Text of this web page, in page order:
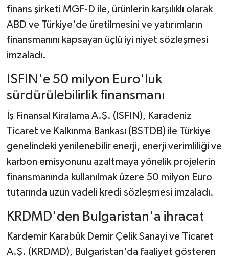
finans şirketi MGF-D ile, ürünlerin karşılıklı olarak
ABD ve Türkiye'de üretilmesini ve yatırımların
finansmanını kapsayan üçlü iyi niyet sözleşmesi
imzaladı.
ISFIN'e 50 milyon Euro'luk
sürdürülebilirlik finansmanı
İş Finansal Kiralama A.Ş. (ISFIN), Karadeniz
Ticaret ve Kalkınma Bankası (BSTDB) ile Türkiye
genelindeki yenilenebilir enerji, enerji verimliliği ve
karbon emisyonunu azaltmaya yönelik projelerin
finansmanında kullanılmak üzere 50 milyon Euro
tutarında uzun vadeli kredi sözleşmesi imzaladı.
KRDMD'den Bulgaristan'a ihracat
Kardemir Karabük Demir Çelik Sanayi ve Ticaret
A.Ş. (KRDMD), Bulgaristan'da faaliyet gösteren